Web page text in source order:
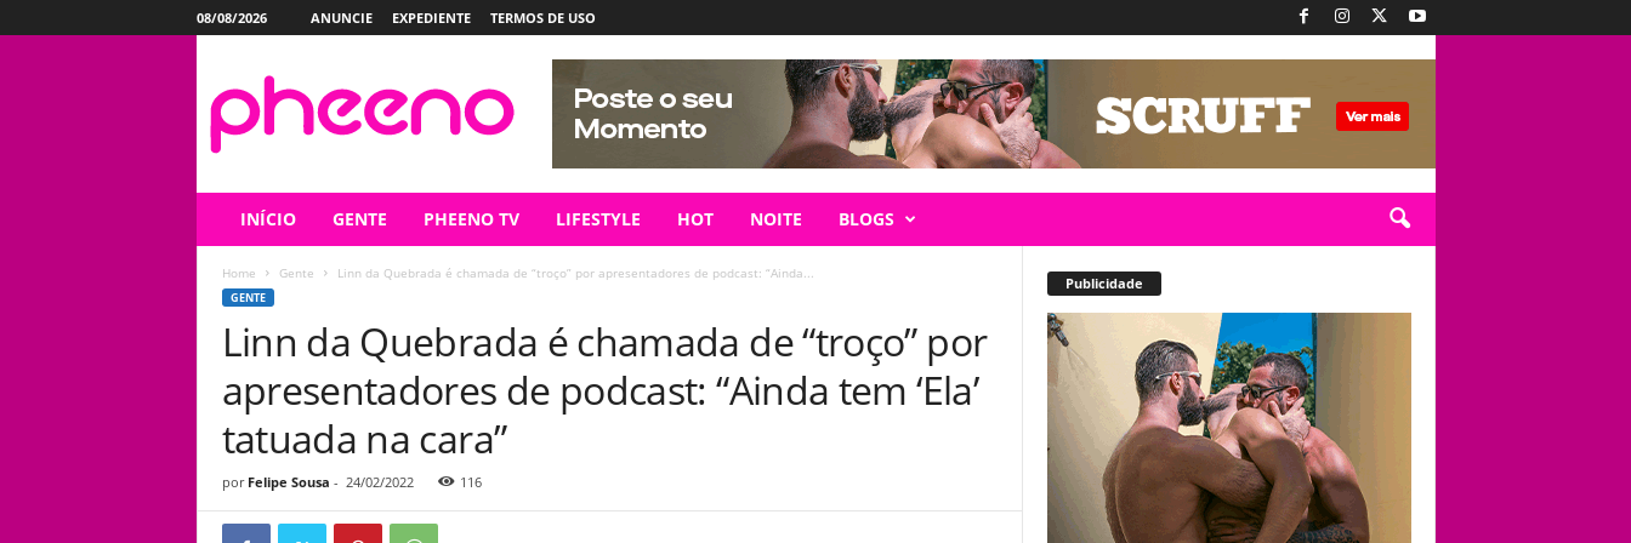
08/08/2026 ANUNCIE EXPEDIENTE TERMOS DE USO
INÍCIO GENTE PHEENO TV LIFESTYLE HOT NOITE BLOGS
Home Gente Linn da Quebrada é chamada de “troço” por apresentadores de podcast: “Ainda...
GENTE
Linn da Quebrada é chamada de “troço” por
apresentadores de podcast: “Ainda tem ‘Ela’
tatuada na cara”
por Felipe Sousa - 24/02/2022 116
Publicidade